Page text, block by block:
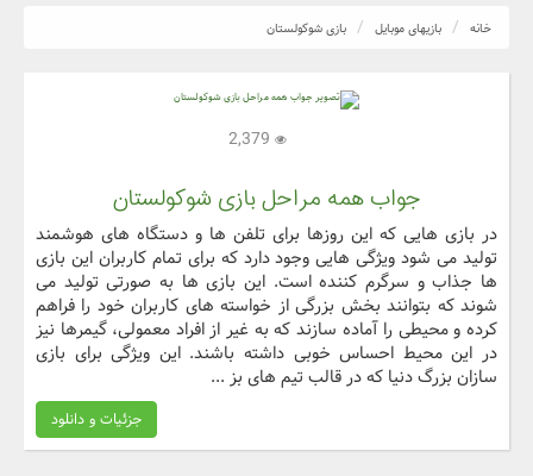
خانه بازیهای موبایل بازی شوکولستان
جواب همه مراحل بازی شوکولستان
در بازی هایی که این روزها برای تلفن ها و دستگاه های هوشمند
تولید می شود ویژگی هایی وجود دارد که برای تمام کاربران این بازی
ها جذاب و سرگرم کننده است. این بازی ها به صورتی تولید می
شوند که بتوانند بخش بزرگی از خواسته های کاربران خود را فراهم
کرده و محیطی را آماده سازند که به غیر از افراد معمولی، گیمرها نیز
در این محیط احساس خوبی داشته باشند. این ویژگی برای بازی
سازان بزرگ دنیا که در قالب تیم های بز ...
جزئیات و دانلود